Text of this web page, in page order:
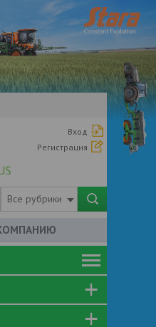
Вход
Регистрация
Все рубрики